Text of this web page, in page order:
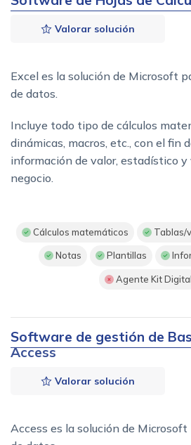
Valorar solución
Excel es la solución de Microsoft
de datos.
Incluye todo tipo de cálculos
dinámicas, macros, etc., con el fin
información de valor, estadístico y
negocio.
Cálculos matemáticos Tablas/
Notas Plantillas
Agente Kit Digital
Software de gestión de
Access
Valorar solución
Access es la solución de